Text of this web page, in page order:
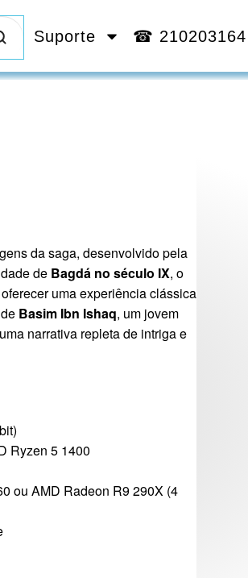
Suporte ☎ 210203164
da saga, desenvolvido pela
de Bagdá no século IX, o
uma experiência clássica
Basim Ibn Ishaq, um jovem
narrativa repleta de intriga e
Ryzen 5 1400
ou AMD Radeon R9 290X (4